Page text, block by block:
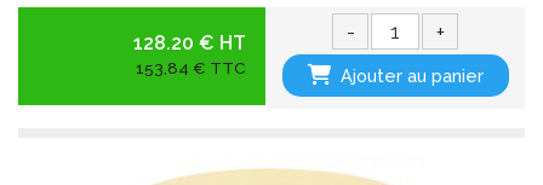
128.20 € HT
153,84 € TTC
- +
Ajouter au panier